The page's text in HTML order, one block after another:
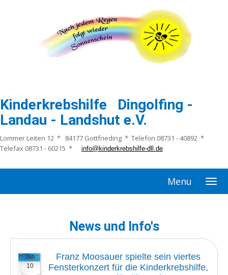
Kinderkrebshilfe Dingolfing -
Landau - Landshut e.V.
Lommer Leiten 12 * 84177 Gottfrieding * Telefon 08731 - 40892 *
Telefax 08731 - 60215 *
info@kinderkrebshilfe-dll.de
Menu
News und Info's
Jan
10
Franz Moosauer spielte sein viertes
Fensterkonzert für die Kinderkrebshilfe,